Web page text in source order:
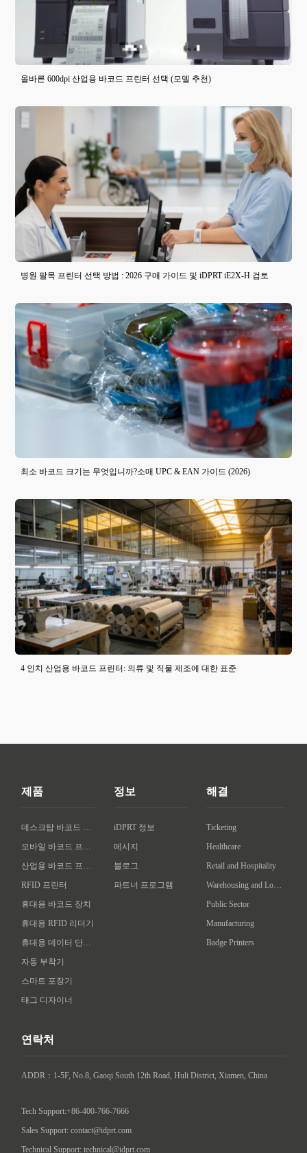
올바른 600dpi 산업용 바코드 프린터 선택 (모델 추천)
병원 팔목 프린터 선택 방법 : 2026 구매 가이드 및 iDPRT iE2X-H 검토
최소 바코드 크기는 무엇입니까?소매 UPC & EAN 가이드 (2026)
4 인치 산업용 바코드 프린터: 의류 및 직물 제조에 대한 표준
제품
RFID 프린터
휴대용 바코드 장치
휴대용 RFID 리더기
자동 부착기
스마트 포장기
태그 디자이너
정보
iDPRT 정보
메시지
블로그
파트너 프로그램
해결
Ticketing
Healthcare
Retail and Hospitality
Public Sector
Manufacturing
Badge Printers
연락처
ADDR：1-5F, No.8, Gaoqi South 12th Road, Huli District, Xiamen, China
Tech Support:+86-400-766-7666
Sales Support: contact@idprt.com
Technical Support: technical@idprt.com